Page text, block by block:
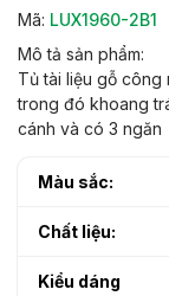
Mã: LUX1960-2B1
Mô tả sản phẩm:
Tủ tài liệu gỗ công
trong đó khoang
cánh và có 3 ngăn
Màu sắc:
Chất liệu:
Kiểu dáng